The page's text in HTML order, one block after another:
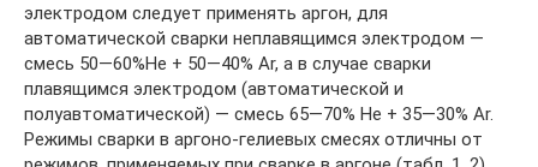
электродом следует применять аргон, для
автоматической сварки неплавящимся электродом —
смесь 50—60%He + 50—40% Ar, а в случае сварки
плавящимся электродом (автоматической и
полуавтоматической) — смесь 65—70% He + 35—30% Ar.
Режимы сварки в аргоно-гелиевых смесях отличны от